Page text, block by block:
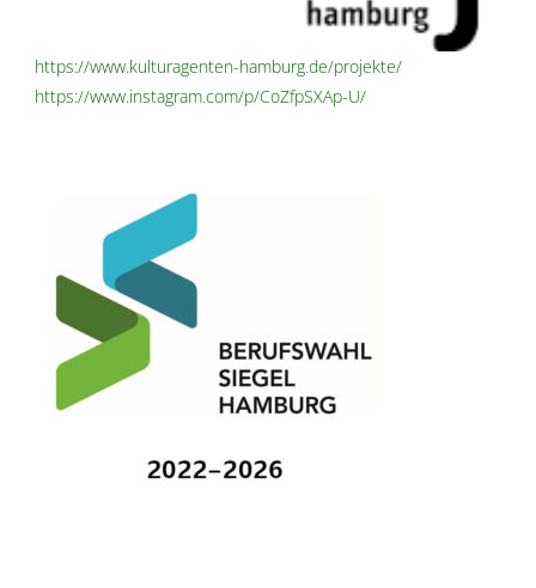
https://www.kulturagenten-hamburg.de/projekte/
https://www.instagram.com/p/CoZfpSXAp-U/